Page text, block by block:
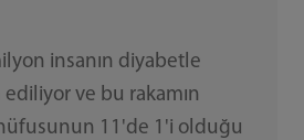
insanın diyabetle
ediliyor ve bu rakamın
11'de 1'i olduğu